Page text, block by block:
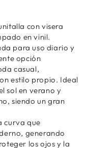
con visera
en vinil.
para uso diario y
opción
casual,
estilo propio. Ideal
sol en verano y
siendo un gran
curva que
generando
los ojos y la